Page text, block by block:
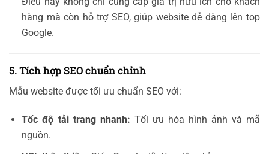
hàng mà còn hỗ trợ SEO, giúp website dễ dàng lên top
Google.
5. Tích hợp SEO chuẩn chỉnh
Mẫu website được tối ưu chuẩn SEO với:
Tốc độ tải trang nhanh: Tối ưu hóa hình ảnh và mã
nguồn.